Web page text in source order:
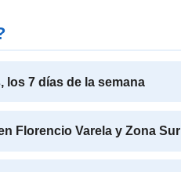
los 7 días de la semana
Florencio Varela y Zona Sur